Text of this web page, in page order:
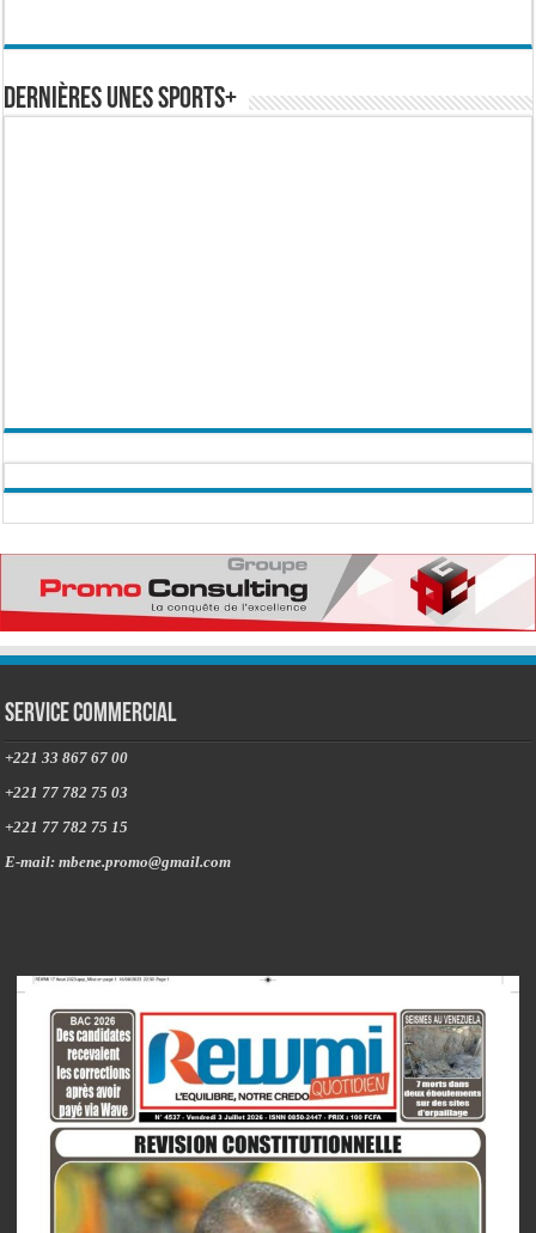
Dernières Unes Sports+
Service commercial
+221 33 867 67 00
+221 77 782 75 03
+221 77 782 75 15
E-mail: mbene.promo@gmail.com